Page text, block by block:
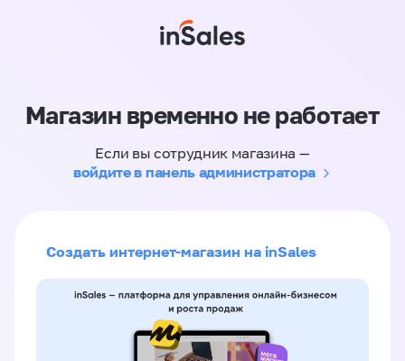
Магазин временно не работает
Если вы сотрудник магазина —
войдите в панель администратора
Создать интернет-магазин на inSales